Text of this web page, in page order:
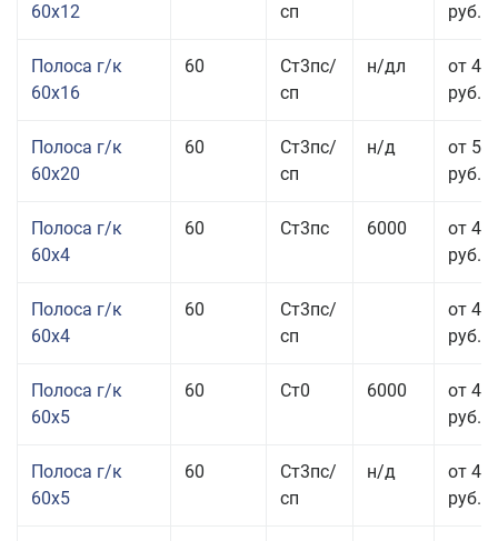
60x12
сп
руб.
Полоса г/к
60x16
60
Ст3пс/
сп
н/дл
от 48
руб.
Полоса г/к
60x20
60
Ст3пс/
сп
н/д
от 53
руб.
Полоса г/к
60x4
60 Ст3пс 6000
от 45
руб.
Полоса г/к
60x4
60
Ст3пс/
сп
от 45
руб.
Полоса г/к
60x5
60 Ст0 6000
от 42
руб.
Полоса г/к
60x5
60
Ст3пс/
сп
н/д
от 42
руб.